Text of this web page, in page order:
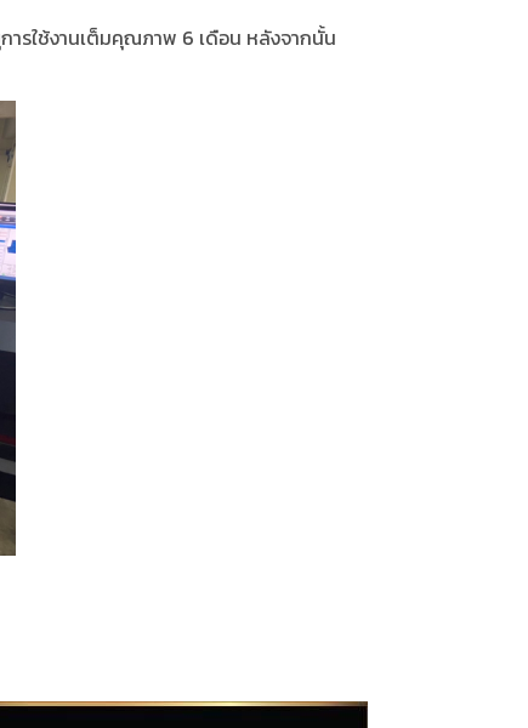
รใช้งานเต็มคุณภาพ 6 เดือน หลังจากนั้น